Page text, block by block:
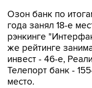
Озон банк по
года занял 18-е
рэнкинге
же рейтинге
инвест - 46-е,
Телепорт банк -
место.